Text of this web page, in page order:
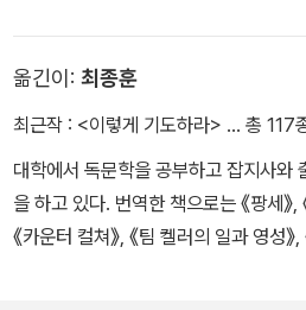
하고, 너를 위한다고 말하지만 실상은
습을 풍자하고 있다., ,등 수많은 이야
옮긴이: 최종훈
최근작 : <이렇게 기도하라> … 총 117
대학에서 독문학을 공부하고 잡지사와
을 하고 있다. 번역한 책으로는 《팡세》,
《카운터 컬쳐》, 《팀 켈러의 일과 영성